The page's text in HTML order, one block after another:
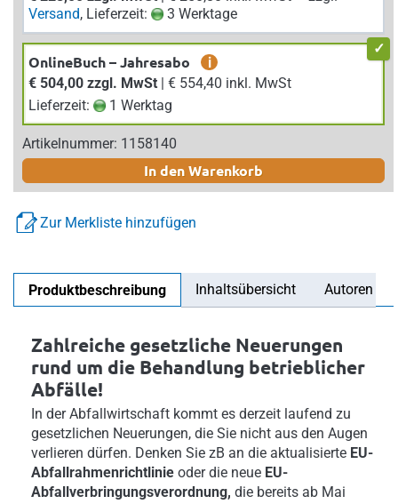
Versand, Lieferzeit: 3 Werktage
OnlineBuch – Jahresabo
i
€ 504,00 zzgl. MwSt
| € 554,40 inkl. MwSt
Lieferzeit:
1 Werktag
Artikelnummer: 1158140
In den Warenkorb
Zur Merkliste hinzufügen
Produktbeschreibung Inhaltsübersicht Autoren
Zahlreiche gesetzliche Neuerungen
rund um die Behandlung betrieblicher
Abfälle!
In der Abfallwirtschaft kommt es derzeit laufend zu
gesetzlichen Neuerungen, die Sie nicht aus den Augen
verlieren dürfen. Denken Sie zB an die aktualisierte EU-
Abfallrahmenrichtlinie oder die neue EU-
Abfallverbringungsverordnung, die bereits ab Mai